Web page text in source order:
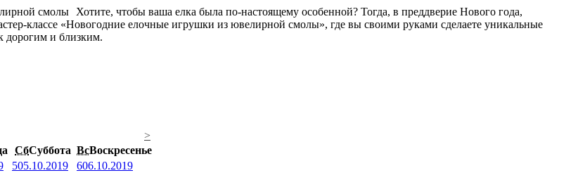
Хотите, чтобы ваша елка была по-настоящему особенной? Тогда, в преддверие Нового года,
классе «Новогодние елочные игрушки из ювелирной смолы», где вы своими руками сделаете уникальные
дорогим и близким.
>
СбСуббота ВсВоскресенье
505.10.2019 606.10.2019